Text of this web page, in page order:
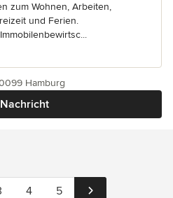
zum Wohnen, Arbeiten,
und Ferien.
Nachricht
Hamburg
4 5